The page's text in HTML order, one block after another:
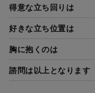
得意な立ち回りは
好きな立ち位置は
胸に抱くのは
諮問は以上となります